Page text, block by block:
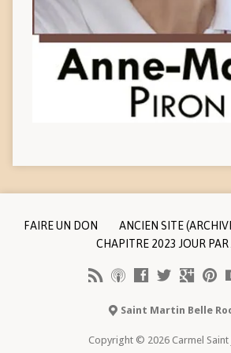
FAIRE UN DON ANCIEN SITE
CHAPITRE 2023 JOUR PAR
Saint Martin Belle
Copyright © 2026 Carmel Saint